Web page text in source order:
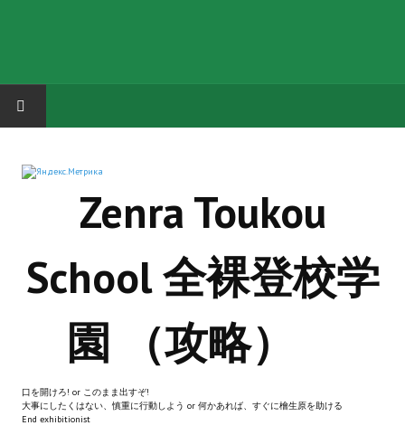
Русская биржа
Aliens vs Predator 2 (Русские субтитры)
Dungeon Siege 2 Legendary Mod (Русские субтитры)
Новый ГГ
Zenra Toukou
School 全裸登校学
園 （攻略）
口を開けろ! or このまま出すぞ!
大事にしたくはない、慎重に行動しよう or 何かあれば、すぐに檜生原を助ける
End exhibitionist